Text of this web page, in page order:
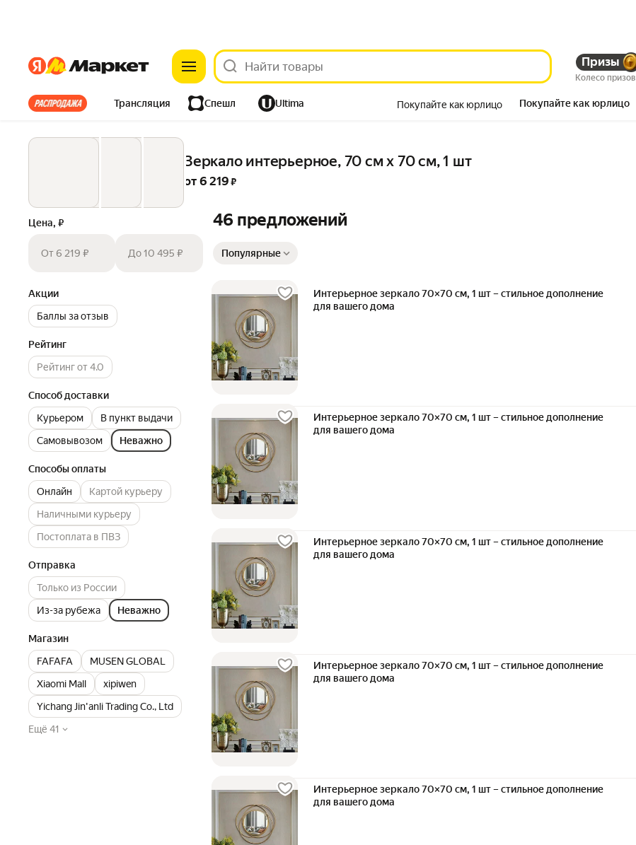
ЯндексЯндекс Призы
Колесо призов
Все хиты Трансляция Спешл Ultima
Из-за рубежа Одежда Дом
Покупайте как юрлицо Покупайте как юрлицо
Зеркало интерьерное, 70 см х 70 см, 1 шт
от 6 219 ₽
Цена, ₽
От 6 219 ₽ До 10 495 ₽
Акции
Баллы за отзыв
Рейтинг
Рейтинг от 4.0
Способ доставки
Курьером
В пункт выдачи
Самовывозом
Неважно
Способы оплаты
Онлайн
Картой курьеру
Наличными курьеру
Постоплата в ПВЗ
Отправка
Только из России
Из-за рубежа
Неважно
Магазин
FAFAFA
MUSEN GLOBAL
Xiaomi Mall
xipiwen
Yichang Jin'anli Trading Co., Ltd
Ещё 41
46 предложений
Популярные
Интерьерное зеркало 70×70 см, 1 шт – стильное дополнение
для вашего дома
Интерьерное зеркало 70×70 см, 1 шт – стильное дополнение
для вашего дома
Интерьерное зеркало 70×70 см, 1 шт – стильное дополнение
для вашего дома
Интерьерное зеркало 70×70 см, 1 шт – стильное дополнение
для вашего дома
Интерьерное зеркало 70×70 см, 1 шт – стильное дополнение
для вашего дома